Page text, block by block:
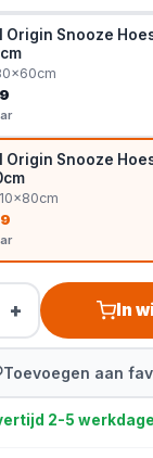
Origin Snooze
Origin Snooze
+ In
Toevoegen aan
2-5